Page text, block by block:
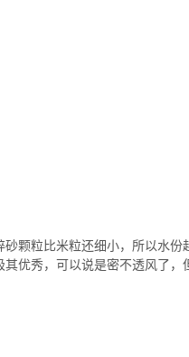
颗粒比米粒还细小，所以水
优秀，可以说是密不透风了，